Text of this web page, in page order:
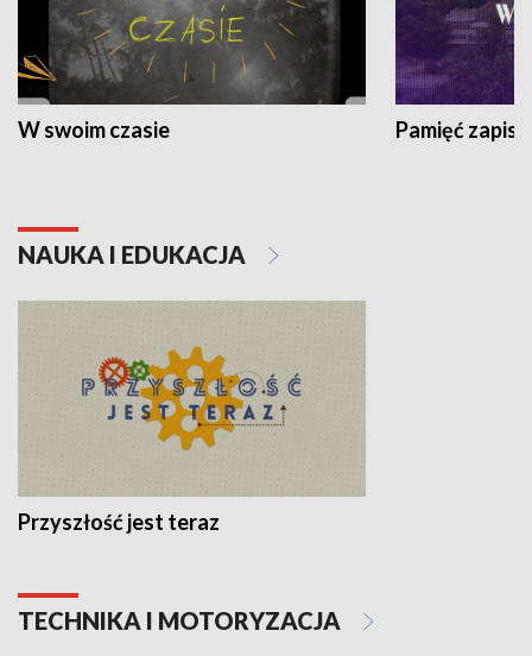
W swoim czasie Pamięć
NAUKA I EDUKACJA
Przyszłość jest teraz
TECHNIKA I MOTORYZACJA